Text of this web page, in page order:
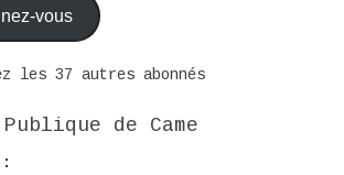
vous
les 37 autres abonnés
de Came
: